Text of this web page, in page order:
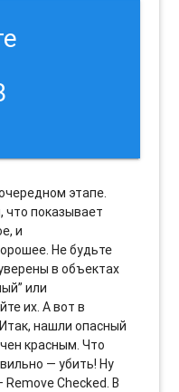
этапе.
что показывает
и
Не будьте
в объектах
или
их. А вот в
нашли опасный
красным. Что
— убить! Ну
Remove Checked. В